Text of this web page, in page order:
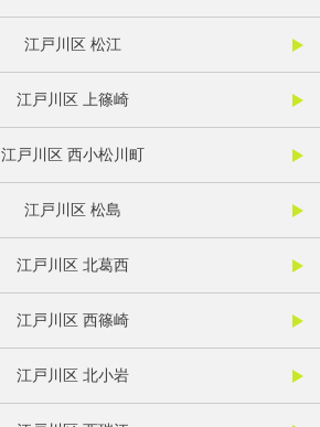
江戸川区 松江
江戸川区 上篠崎
江戸川区 西小松川町
江戸川区 松島
江戸川区 北葛西
江戸川区 西篠崎
江戸川区 北小岩